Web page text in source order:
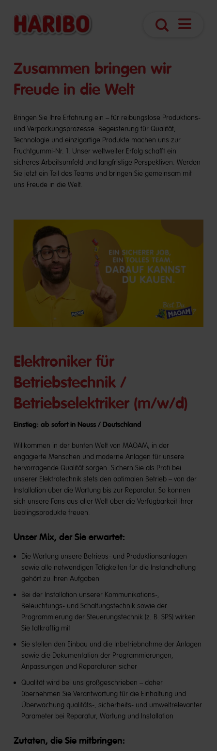
​​Zusammen bringen wir
Freude in die Welt
Bringen Sie Ihre Erfahrung ein – für reibungslose Produktions-
und Verpackungsprozesse. Begeisterung für Qualität,
Technologie und einzigartige Produkte machen uns zur
Fruchtgummi-Nr. 1. Unser weltweiter Erfolg schafft ein
sicheres Arbeitsumfeld und langfristige Perspektiven. Werden
Sie jetzt ein Teil des Teams und bringen Sie gemeinsam mit
uns Freude in die Welt.
Elektroniker für
Betriebstechnik /
Betriebselektriker (m/w/d)
Einstieg: ab sofort in Neuss / Deutschland
Willkommen in der bunten Welt von MAOAM, in der
engagierte Menschen und moderne Anlagen für unsere
hervorragende Qualität sorgen. Sichern Sie als Profi bei
unserer Elektrotechnik stets den optimalen Betrieb – von der
Installation über die Wartung bis zur Reparatur. So können
sich unsere Fans aus aller Welt über die Verfügbarkeit ihrer
Lieblingsprodukte freuen.
Unser Mix, der Sie erwartet:
Die Wartung unsere Betriebs- und Produktionsanlagen
sowie alle notwendigen Tätigkeiten für die Instandhaltung
gehört zu Ihren Aufgaben
Bei der Installation unserer Kommunikations-,
Beleuchtungs- und Schaltungstechnik sowie der
Programmierung der Steuerungstechnik (z. B. SPS) wirken
Sie tatkräftig mit
Sie stellen den Einbau und die Inbetriebnahme der Anlagen
sowie die Dokumentation der Programmierungen,
Anpassungen und Reparaturen sicher
Qualität wird bei uns großgeschrieben – daher
übernehmen Sie Verantwortung für die Einhaltung und
Überwachung qualitäts-, sicherheits- und umweltrelevanter
Parameter bei Reparatur, Wartung und Installation
Zutaten, die Sie mitbringen: